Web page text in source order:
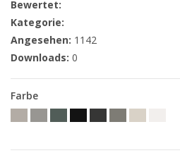
Bewertet:
Kategorie:
Angesehen: 1142
Downloads: 0
Farbe